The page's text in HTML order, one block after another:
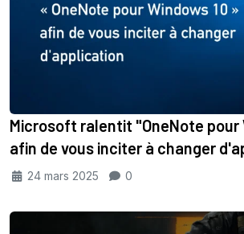
Microsoft ralentit "OneNote pour
afin de vous inciter à changer
24 mars 2025 0